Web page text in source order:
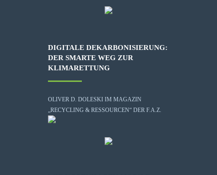
DIGITALE DEKARBONISIERUNG:
DER SMARTE WEG ZUR
KLIMARETTUNG
OLIVER D. DOLESKI IM MAGAZIN
„RECYCLING & RESSOURCEN“ DER F.A.Z.